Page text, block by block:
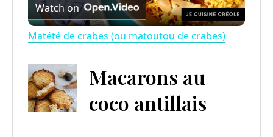
l
Watch on
Matété de crabes (ou matoutou de crabes)
Macarons au
coco antillais